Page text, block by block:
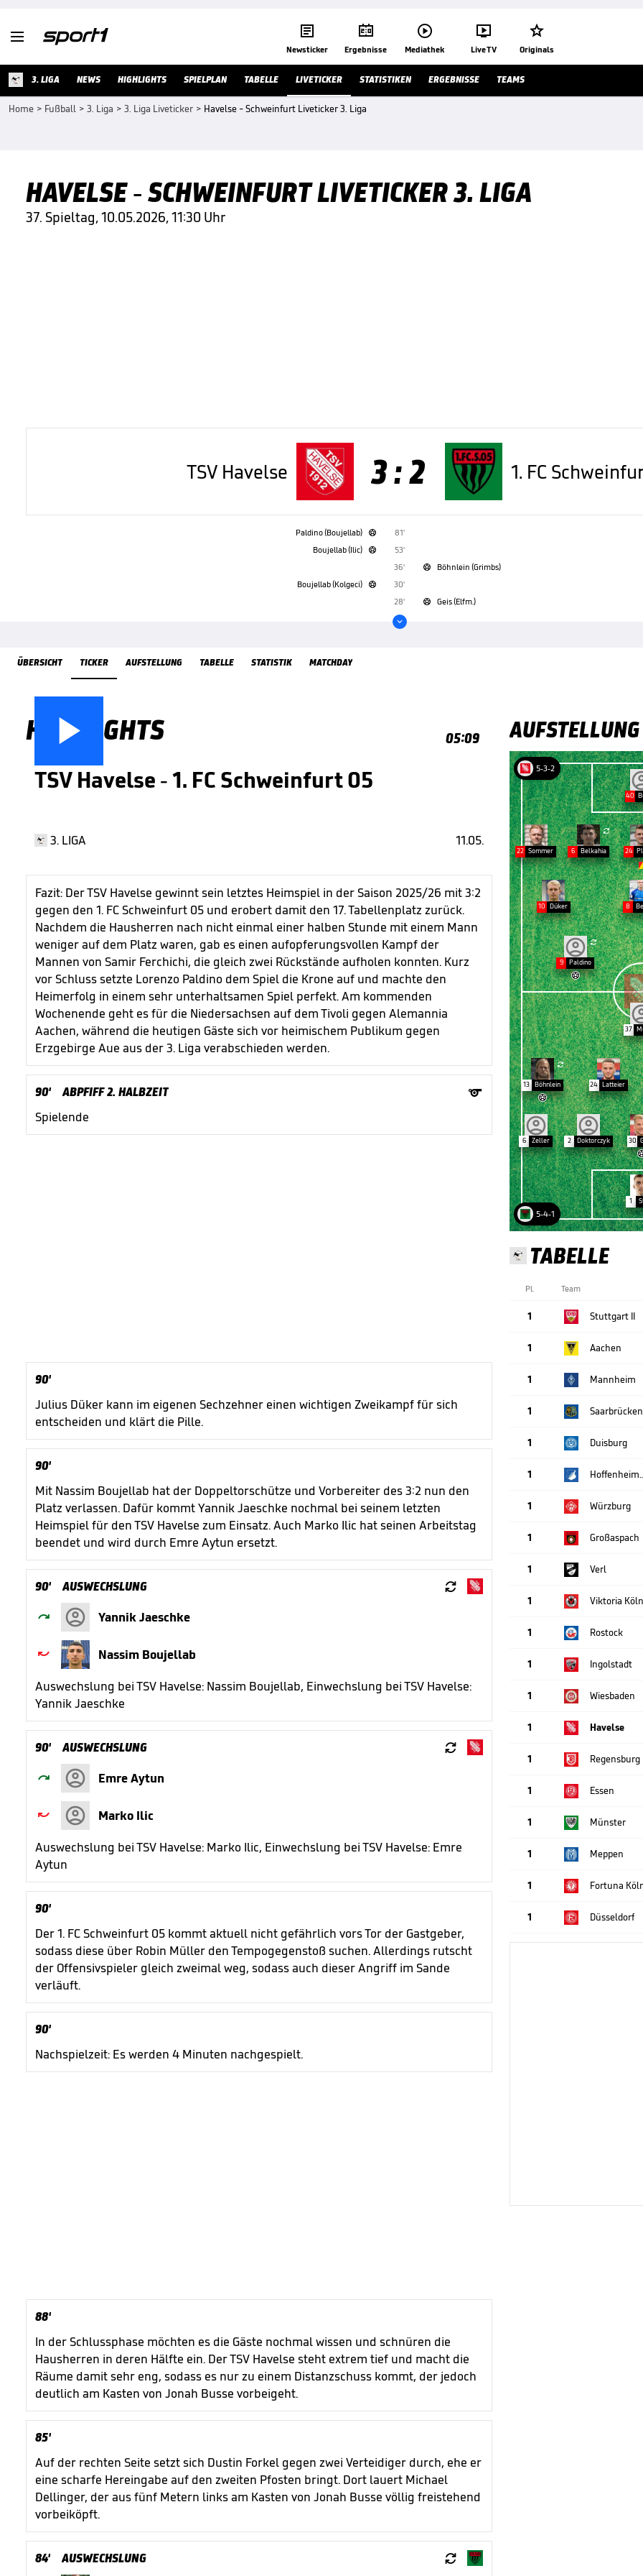
 
Newsticker

Ergebnisse

Mediathek

Live TV

Originals
3. LIGA NEWS HIGHLIGHTS SPIELPLAN TABELLE LIVETICKER STATISTIKEN ERGEBNISSE TEAMS
Home > Fußball > 3. Liga > 3. Liga Liveticker > Havelse - Schweinfurt Liveticker 3. Liga
HAVELSE - SCHWEINFURT LIVETICKER 3. LIGA
37. Spieltag, 10.05.2026, 11:30 Uhr
TSV Havelse 3 : 2 1. FC
Paldino (Boujellab) 
81'
Boujellab (Ilic)

53'
36'

Böhnlein (Grimbs)
Boujellab (Kolgeci)

30'
28'
 Geis (Elfm.)

ÜBERSICHT TICKER AUFSTELLUNG TABELLE STATISTIK MATCHDAY
ÜbersichtTicker
HIGHLIGHTS
 05:09
TSV Havelse - 1. FC Schweinfurt 05
3. LIGA 11.05.
Fazit: Der TSV Havelse gewinnt sein letztes Heimspiel in der Saison 2025/26 mit 3:2
gegen den 1. FC Schweinfurt 05 und erobert damit den 17. Tabellenplatz zurück.
Nachdem die Hausherren nach nicht einmal einer halben Stunde mit einem Mann
weniger auf dem Platz waren, gab es einen aufopferungsvollen Kampf der
Mannen von Samir Ferchichi, die gleich zwei Rückstände aufholen konnten. Kurz
vor Schluss setzte Lorenzo Paldino dem Spiel die Krone auf und machte den
Heimerfolg in einem sehr unterhaltsamen Spiel perfekt. Am kommenden
Wochenende geht es für die Niedersachsen auf dem Tivoli gegen Alemannia
Aachen, während die heutigen Gäste sich vor heimischem Publikum gegen
Erzgebirge Aue aus der 3. Liga verabschieden werden.
90' ABPFIFF 2. HALBZEIT

Spielende
90'
Julius Düker kann im eigenen Sechzehner einen wichtigen Zweikampf für sich
entscheiden und klärt die Pille.
90'
Mit Nassim Boujellab hat der Doppeltorschütze und Vorbereiter des 3:2 nun den
Platz verlassen. Dafür kommt Yannik Jaeschke nochmal bei seinem letzten
Heimspiel für den TSV Havelse zum Einsatz. Auch Marko Ilic hat seinen Arbeitstag
beendet und wird durch Emre Aytun ersetzt.
90' AUSWECHSLUNG 
 Yannik Jaeschke

Nassim Boujellab
Auswechslung bei TSV Havelse: Nassim Boujellab, Einwechslung bei TSV Havelse:
Yannik Jaeschke
90' AUSWECHSLUNG 
 Emre Aytun

Marko Ilic
Auswechslung bei TSV Havelse: Marko Ilic, Einwechslung bei TSV Havelse: Emre
Aytun
90'
Der 1. FC Schweinfurt 05 kommt aktuell nicht gefährlich vors Tor der Gastgeber,
sodass diese über Robin Müller den Tempogegenstoß suchen. Allerdings rutscht
der Offensivspieler gleich zweimal weg, sodass auch dieser Angriff im Sande
verläuft.
90'
Nachspielzeit: Es werden 4 Minuten nachgespielt.
88'
In der Schlussphase möchten es die Gäste nochmal wissen und schnüren die
Hausherren in deren Hälfte ein. Der TSV Havelse steht extrem tief und macht die
Räume damit sehr eng, sodass es nur zu einem Distanzschuss kommt, der jedoch
deutlich am Kasten von Jonah Busse vorbeigeht.
85'
Auf der rechten Seite setzt sich Dustin Forkel gegen zwei Verteidiger durch, ehe er
eine scharfe Hereingabe auf den zweiten Pfosten bringt. Dort lauert Michael
Dellinger, der aus fünf Metern links am Kasten von Jonah Busse völlig freistehend
vorbeiköpft.
84' AUSWECHSLUNG 
AUFSTELLUNG
5-3-2
5-4-1
1
40
22 Sommer

6 Belkahia 24
10 Düker 8

9 Paldino

37

13 Böhnlein

24 Latteier
6 Zeller 2 Doktorczyk 30
TABELLE
Pl. Team
1 Stuttgart II
1 Aachen
1 Mannheim
1 Saarbrücken
1 Duisburg
1
1 Würzburg
1 Großaspach
1 Verl
1 Viktoria Köln
1 Rostock
1 Ingolstadt
1 Wiesbaden
1 Havelse
1 Regensburg
1 Essen
1 Münster
1 Meppen
1 Fortuna
1 Düsseldorf